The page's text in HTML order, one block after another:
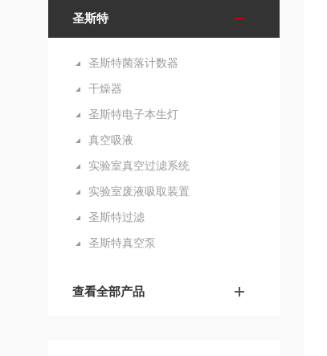
圣斯特
圣斯特菌落计数器
干燥器
圣斯特电子本生灯
真空吸液
实验室真空过滤系统
实验室废液吸取装置
圣斯特过滤
圣斯特真空泵
查看全部产品